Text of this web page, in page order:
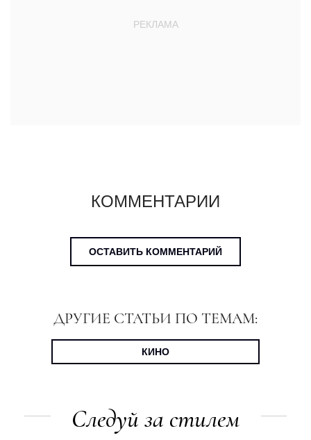
КОММЕНТАРИИ
ОСТАВИТЬ КОММЕНТАРИЙ
ДРУГИЕ СТАТЬИ ПО ТЕМАМ:
КИНО
Следуй за стилем